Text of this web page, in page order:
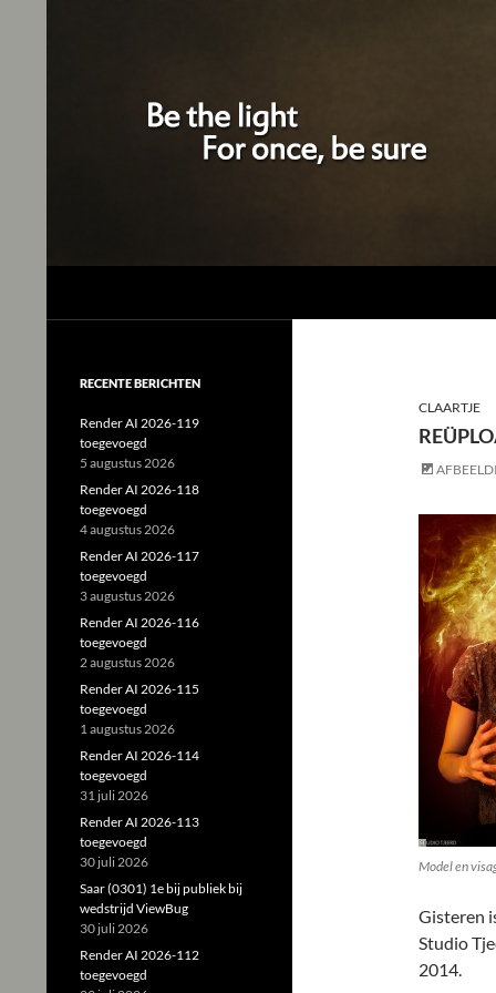
CLAARTJE
Model en
Gisteren
Studio
2014.
RECENTE BERICHTEN
Render AI 2026-119
toegevoegd
5 augustus 2026
Render AI 2026-118
toegevoegd
4 augustus 2026
Render AI 2026-117
toegevoegd
3 augustus 2026
Render AI 2026-116
toegevoegd
2 augustus 2026
Render AI 2026-115
toegevoegd
1 augustus 2026
Render AI 2026-114
toegevoegd
31 juli 2026
Render AI 2026-113
toegevoegd
30 juli 2026
Saar (0301) 1e bij publiek bij
wedstrijd ViewBug
30 juli 2026
Render AI 2026-112
toegevoegd